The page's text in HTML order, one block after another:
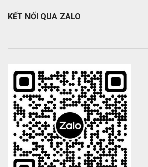
KẾT NỐI QUA ZALO